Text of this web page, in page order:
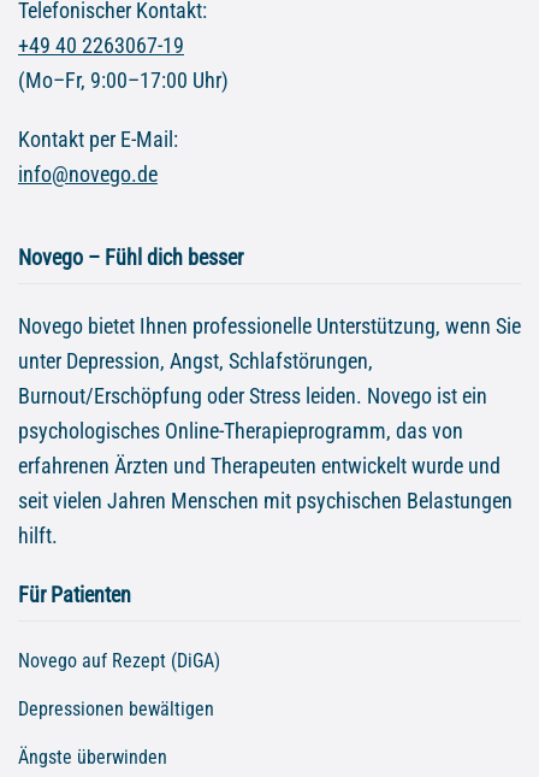
Telefonischer Kontakt:
+49 40 2263067-19
(Mo–Fr, 9:00–17:00 Uhr)
Kontakt per E-Mail:
info@novego.de
Novego – Fühl dich besser
Novego bietet Ihnen professionelle Unterstützung, wenn Sie
unter Depression, Angst, Schlafstörungen,
Burnout/Erschöpfung oder Stress leiden. Novego ist ein
psychologisches Online-Therapieprogramm, das von
erfahrenen Ärzten und Therapeuten entwickelt wurde und
seit vielen Jahren Menschen mit psychischen Belastungen
hilft.
Für Patienten
Novego auf Rezept (DiGA)
Depressionen bewältigen
Ängste überwinden